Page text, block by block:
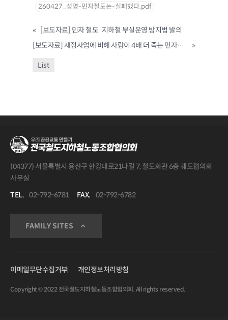
260427_성명-민자철도는-실패했다.pdf
«
[보도자료] 민자 철도·지하철 부실운영 방지법 발의
[보도자료] 재정사업에 비해 사람이 4배 더 죽는 민자철도 민낯! 허울뿐인 민자철도 안전관리 방안 규탄·개선 촉구! 공공운수노조 기자회견
»
List
(04377) 서울특별시 용산구 한강대로21나길 7, 철도회관 6층 궤도협의회
사무실
TEL. 02-792-6781 FAX. 02-792-6782
FAMILY SITES
이메일무단수집거부 개인정보처리방침
Copyright © 2022 전국철도지하철노동조합협의회. All rights reserved.